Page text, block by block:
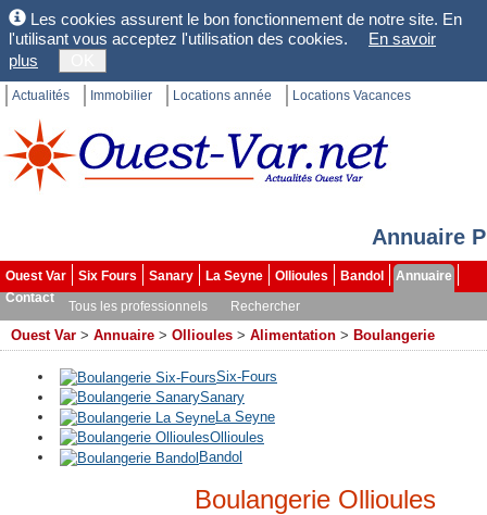
Les cookies assurent le bon fonctionnement de notre site. En
l'utilisant vous acceptez l'utilisation des cookies.
En savoir
plus
Actualités Immobilier Locations année Locations Vacances
Annuaire
Ouest Var Six Fours Sanary La Seyne Ollioules Bandol
Annuaire
Contact
Tous les professionnels Rechercher
Ouest Var > Annuaire > Ollioules > Alimentation > Boulangerie
Six-Fours
Sanary
La Seyne
Ollioules
Bandol
Boulangerie Ollioules